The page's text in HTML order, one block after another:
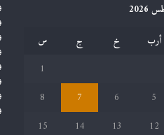
أرب خ ج
س
1
5
6
7
8
12
13
14
15